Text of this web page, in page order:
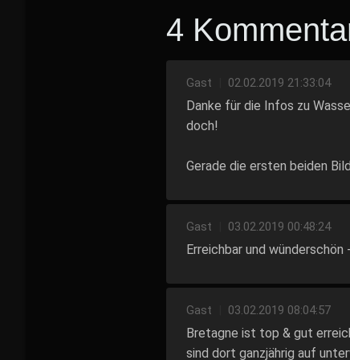
4
Gast 02.02.2019 21:33:04
Danke für die Infos zu
doch!
Gerade die ersten beiden
Gast 03.02.2019 00:48:24
Erreichbar und
Gast 03.02.2019 08:04:57
Bretagne ist top & gut
sind dort ganzjährig auf